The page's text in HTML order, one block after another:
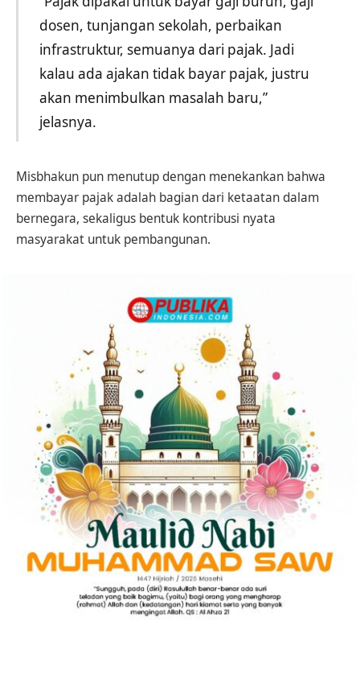
dosen, tunjangan sekolah, perbaikan
infrastruktur, semuanya dari pajak. Jadi
kalau ada ajakan tidak bayar pajak, justru
akan menimbulkan masalah baru,”
jelasnya.
Misbhakun pun menutup dengan menekankan bahwa
membayar pajak adalah bagian dari ketaatan dalam
bernegara, sekaligus bentuk kontribusi nyata
masyarakat untuk pembangunan.